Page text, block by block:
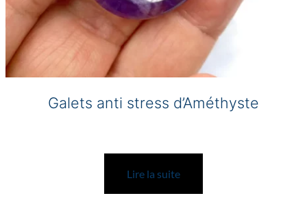
Galets anti stress d’Améthyste
Lire la suite